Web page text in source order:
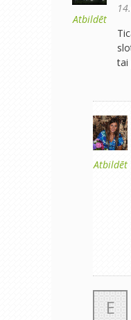
Atbildēt
tai
Atbildēt
E